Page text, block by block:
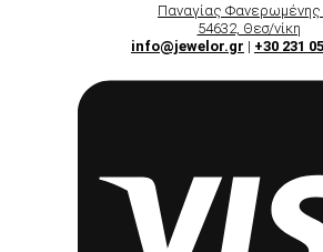
Παναγίας Φανερωμένης
54632, Θεσ/νίκη
info@jewelor.gr | +30 231